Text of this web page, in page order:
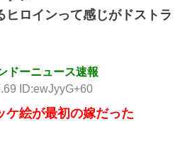
ヒロインって感じがドストラ
ドーニュース速報
ID:ewJyyG+60
ケ絵が最初の嫁だった